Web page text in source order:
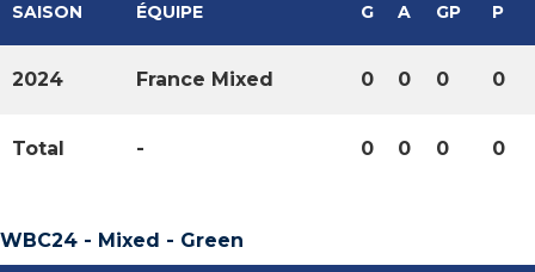
SAISON ÉQUIPE G A GP P
2024 France Mixed 0 0 0 0
Total - 0 0 0 0
WBC24 - Mixed - Green